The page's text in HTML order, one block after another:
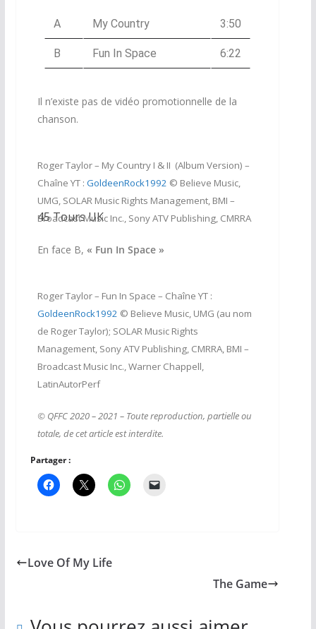
45 Tours UK
A My Country 3:50
B Fun In Space 6:22
Il n’existe pas de vidéo promotionnelle de la
chanson.
Roger Taylor – My Country I & II (Album Version) –
Chaîne YT : GoldeenRock1992 © Believe Music,
UMG, SOLAR Music Rights Management, BMI –
Broadcast Music Inc., Sony ATV Publishing, CMRRA
En face B, « Fun In Space »
Roger Taylor – Fun In Space – Chaîne YT :
GoldeenRock1992 © Believe Music, UMG (au nom
de Roger Taylor); SOLAR Music Rights
Management, Sony ATV Publishing, CMRRA, BMI –
Broadcast Music Inc., Warner Chappell,
LatinAutorPerf
© QFFC 2020 – 2021 – Toute reproduction, partielle ou
totale, de cet article est interdite.
Partager :
Love Of My Life
The Game